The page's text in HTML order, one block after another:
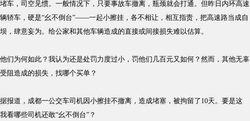
，司空见惯。一般情况下，只要事故车撤离，瓶颈就会打通。但昨日内环高速
轿车，硬是“幺不倒台”——一起小擦挂，各不相让，相互指责，把高速路当成自
，肆意妄为。给公家和其他车辆造成的直接或间接损失难以估算。
为何如此？我认为还是处罚力度过小，罚他们几百元又如何？然而，其他无辜
阻造成的损失，找哪个买单？
道，成都一公交车司机因小擦挂不撤离，造成堵塞，被拘留了10天。要是这
看哪些司机还敢“幺不倒台”？